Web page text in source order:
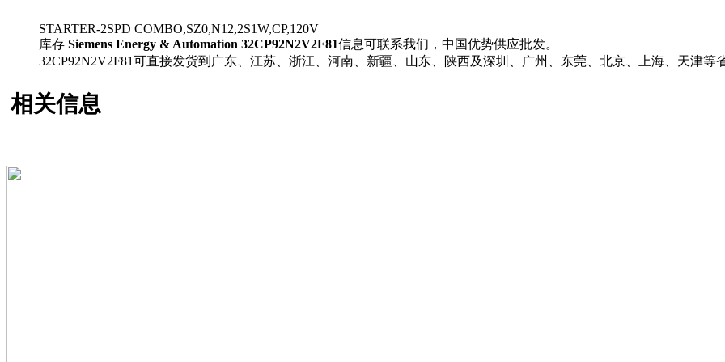
STARTER-2SPD COMBO,SZ0,N12,2S1W,CP,120V
库存 Siemens Energy & Automation 32CP92N2V2F81信息可联系我们，中国优势供应批发。
32CP92N2V2F81可直接发货到广东、江苏、浙江、河南、新疆、山东、陕西及深圳、广州、东莞、北京、上海、天津等
相关信息